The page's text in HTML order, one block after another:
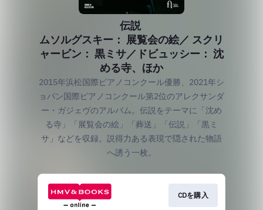
伝説
ムソルグスキー： 展覧会の絵／ スクリ
ャービン： 黒ミサ／ドビュッシー： 沈
める寺、ほか
2015年浜松国際ピアノコンクール優勝、2021年シ
ョパン国際ピアノコンクール第2位のアレクサンダ
ー・ガジェヴのアルバム。伝説をテーマに「沈め
る寺」「展覧会の絵」「葬送」「伝説」「黒ミ
サ」などを収録。説得力ある表現で隠された物語
へ誘う一枚。
CDを購入